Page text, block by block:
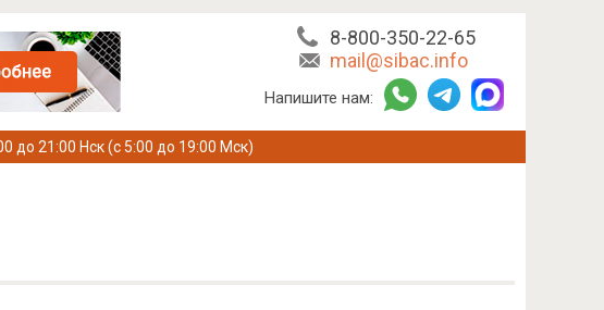
8-800-350-22-65
mail@sibac.info
Напишите нам:
до 21:00 Нск (с 5:00 до 19:00 Мск)